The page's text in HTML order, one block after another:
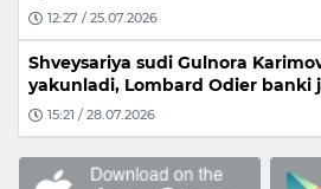
12:27 / 25.07.2026
Shveysariya sudi Gulnora
yakunladi, Lombard Odier banki
15:21 / 28.07.2026